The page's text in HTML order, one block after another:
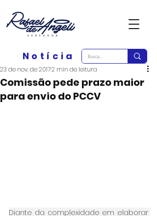
Notícia
Comissão pede prazo maior
para envio do PCCV
23 de nov. de 20172 min de leitura
Diante da complexidade em elaborar